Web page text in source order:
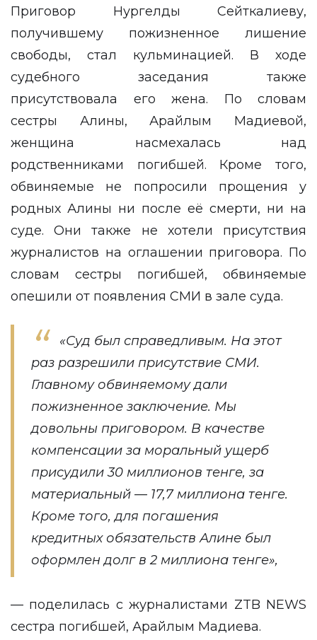
Приговор Нургелды Сейткалиеву,
получившему пожизненное лишение
свободы, стал кульминацией. В ходе
судебного заседания также
присутствовала его жена. По словам
сестры Алины, Арайлым Мадиевой,
женщина насмехалась над
родственниками погибшей. Кроме того,
обвиняемые не попросили прощения у
родных Алины ни после её смерти, ни на
суде. Они также не хотели присутствия
журналистов на оглашении приговора. По
словам сестры погибшей, обвиняемые
опешили от появления СМИ в зале суда.
«Суд был справедливым. На этот
раз разрешили присутствие СМИ.
Главному обвиняемому дали
пожизненное заключение. Мы
довольны приговором. В качестве
компенсации за моральный ущерб
присудили 30 миллионов тенге, за
материальный — 17,7 миллиона тенге.
Кроме того, для погашения
кредитных обязательств Алине был
оформлен долг в 2 миллиона тенге»,
— поделилась с журналистами ZTB NEWS
сестра погибшей, Арайлым Мадиева.